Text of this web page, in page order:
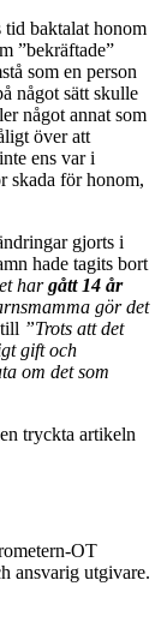
tid baktalat honom
”bekräftade”
som en person
något sätt skulle
något annat som
över att
ens var i
skada för honom,
gjorts i
hade tagits bort
hargått 14 år
gör det
till ”Trots att det
gift och
om det som
tryckta artikeln
OT
ansvarig utgivare.